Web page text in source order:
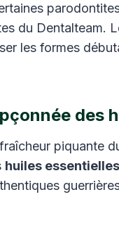
du Dentalteam.
les formes
des
piquante
huiles